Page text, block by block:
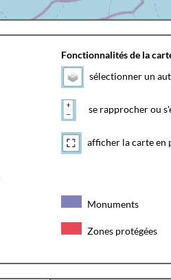
Fonctionnalités de la
sélectionner un
se rapprocher ou
afficher la carte en
Monuments
Zones protégées